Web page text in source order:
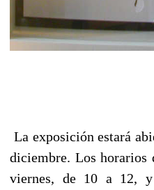
La exposición estará
diciembre. Los horarios
viernes, de 10 a 12,